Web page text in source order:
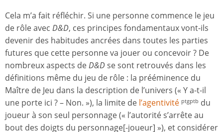
Cela m’a fait réfléchir. Si une personne commence le jeu
de rôle avec D&D, ces principes fondamentaux vont-ils
devenir des habitudes ancrées dans toutes les parties
futures que cette personne va jouer ou concevoir ? De
nombreux aspects deD&Dse sont retrouvés dans les
définitions même du jeu de rôle : la prééminence du
Maître de Jeu dans la description de l’univers (« Y a-t-il
une porte ici ? – Non. »), la limite de l’agentivité ptgptb du
joueur à son seul personnage (« l’autorité s’arrête au
bout des doigts du personnage[-joueur] »), et considérer